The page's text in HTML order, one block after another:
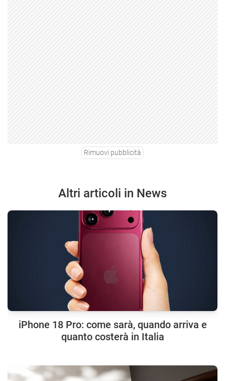
Rimuovi pubblicità
Altri articoli in News
iPhone 18 Pro: come sarà, quando arriva e
quanto costerà in Italia